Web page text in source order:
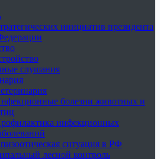
инициатив президента
слушания
болезни животных и
инфекционных
ситуация в РФ
лесной контроль